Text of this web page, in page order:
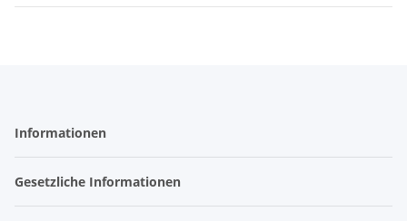
Informationen
Gesetzliche Informationen